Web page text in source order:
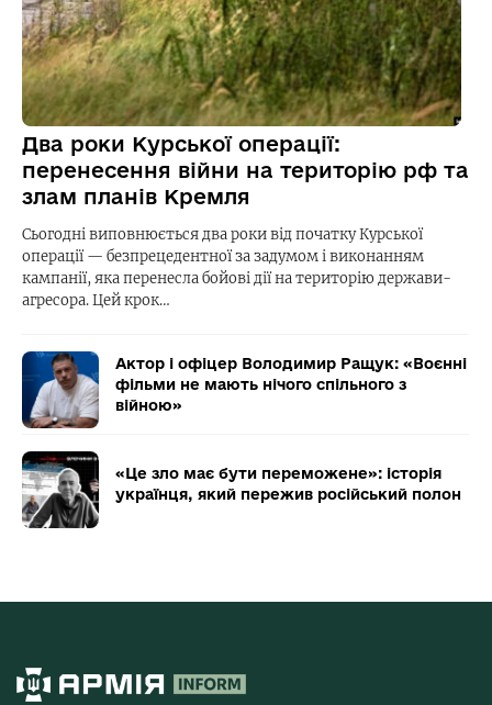
Два роки Курської операції:
перенесення війни на територію рф та
злам планів Кремля
Сьогодні виповнюється два роки від початку Курської
операції — безпрецедентної за задумом і виконанням
кампанії, яка перенесла бойові дії на територію держави-
агресора. Цей крок…
Актор і офіцер Володимир Ращук: «Воєнні
фільми не мають нічого спільного з
війною»
«Це зло має бути переможене»: історія
українця, який пережив російський полон